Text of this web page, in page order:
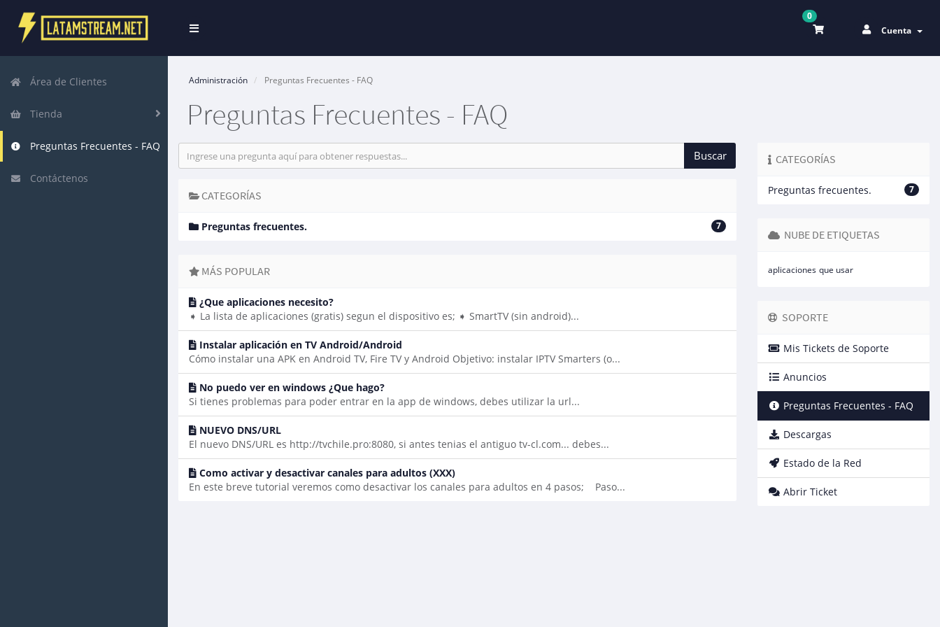
Alternar
0
Cuenta
Área de Clientes
Tienda
Preguntas Frecuentes - FAQ
Contáctenos
Administración Preguntas Frecuentes - FAQ
Preguntas Frecuentes - FAQ
CATEGORÍAS
7
Preguntas frecuentes.
CATEGORÍAS
Preguntas frecuentes. 7
MÁS POPULAR
¿Que aplicaciones necesito?
➧ La lista de aplicaciones (gratis) segun el dispositivo es; ➧ SmartTV (sin android)...
Instalar aplicación en TV Android/Android
Cómo instalar una APK en Android TV, Fire TV y Android Objetivo: instalar IPTV Smarters (o...
No puedo ver en windows ¿Que hago?
Si tienes problemas para poder entrar en la app de windows, debes utilizar la url...
NUEVO DNS/URL
El nuevo DNS/URL es http://tvchile.pro:8080, si antes tenias el antiguo tv-cl.com... debes...
Como activar y desactivar canales para adultos (XXX)
En este breve tutorial veremos como desactivar los canales para adultos en 4 pasos; Paso...
NUBE DE ETIQUETAS
aplicaciones que usar
SOPORTE
Mis Tickets de Soporte
Anuncios
Preguntas Frecuentes - FAQ
Descargas
Estado de la Red
Abrir Ticket